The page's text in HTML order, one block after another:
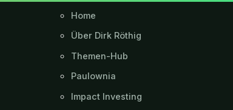
Home
Über Dirk Röthig
Themen-Hub
Paulownia
Impact Investing